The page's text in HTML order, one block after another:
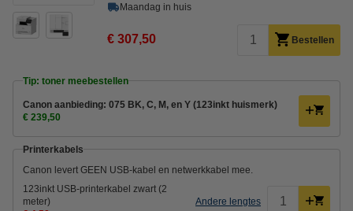
Maandag in huis
€ 307,50 Bestellen
Tip: toner meebestellen
Canon aanbieding: 075 BK, C, M, en Y (123inkt huismerk)
€ 239,50
Printerkabels
Canon levert GEEN USB-kabel en netwerkkabel mee.
123inkt USB-printerkabel zwart (2
meter)
Andere lengtes